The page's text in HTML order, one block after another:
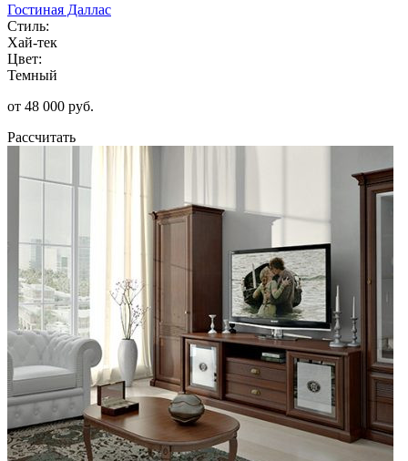
Гостиная Даллас
Стиль:
Хай-тек
Цвет:
Темный
от 48 000 руб.
Рассчитать